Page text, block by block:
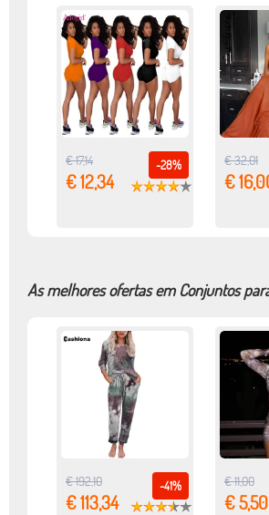
-28%
€ 17,14
€ 12,34
€ 32,01
€
As melhores ofertas em Conjuntos
-41%
€ 192,10
€ 113,34
€ 11,00
€ 5,50